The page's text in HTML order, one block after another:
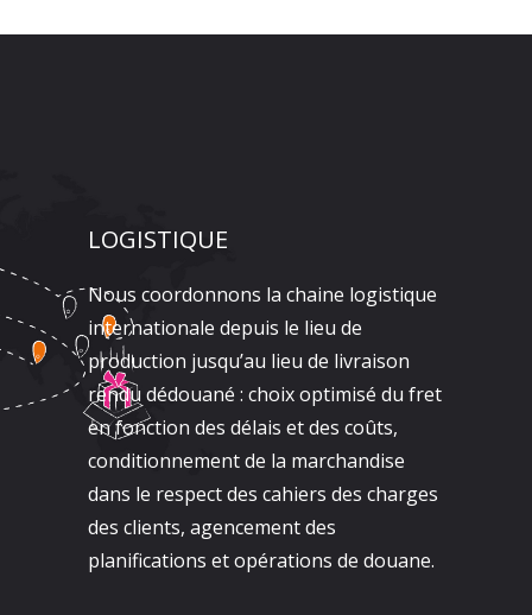
LOGISTIQUE
Nous coordonnons la chaine logistique
internationale depuis le lieu de
production jusqu’au lieu de livraison
rendu dédouané : choix optimisé du fret
en fonction des délais et des coûts,
conditionnement de la marchandise
dans le respect des cahiers des charges
des clients, agencement des
planifications et opérations de douane.